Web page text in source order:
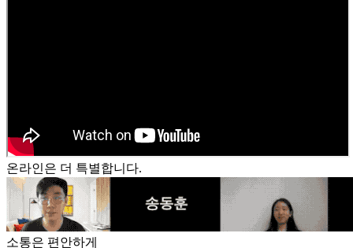
온라인은 더 특별합니다.
소통은 편안하게